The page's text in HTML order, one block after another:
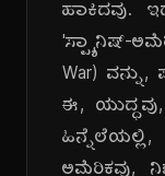
ಹಾಕಿದವು.
'ಸ್ಪ್ಯಾನಿಷ್-
War)
ಈ,